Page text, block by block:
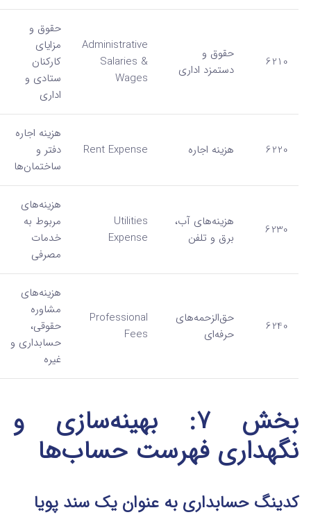
6210
حقوق و
دستمزد اداری
Administrative
Salaries &
Wages
حقوق و
مزایای
کارکنان
ستادی و
اداری
6220 هزینه اجاره Rent Expense
هزینه اجاره
دفتر و
ساختمان‌ها
6230
هزینه‌های آب،
برق و تلفن
Utilities
Expense
هزینه‌های
مربوط به
خدمات
مصرفی
6240
حق‌الزحمه‌های
حرفه‌ای
Professional
Fees
هزینه‌های
مشاوره
حقوقی،
حسابداری و
غیره
بخش ۷: بهینه‌سازی و
نگهداری فهرست حساب‌ها
کدینگ حسابداری به عنوان یک سند پویا